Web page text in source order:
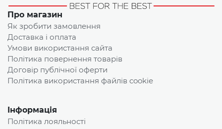
Про магазин
Як зробити замовлення
Доставка і оплата
Умови використання сайта
Політика повернення товарів
Договір публічної оферти
Політика використання файлів cookie
Інформація
Політика лояльності